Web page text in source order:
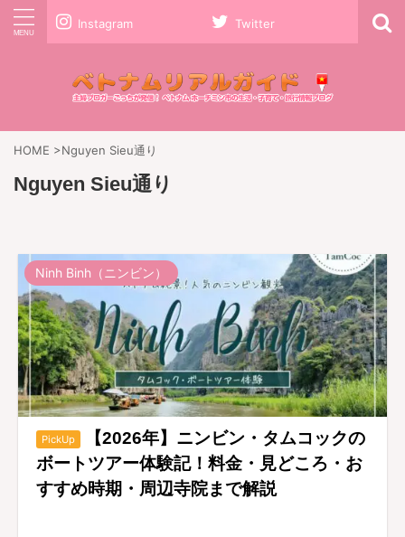
Instagram Twitter
HOME >Nguyen Sieu通り
Nguyen Sieu通り
Ninh Binh（ニンビン）
PickUp
【2026年】ニンビン・タムコックの
ボートツアー体験記！料金・見どころ・お
すすめ時期・周辺寺院まで解説